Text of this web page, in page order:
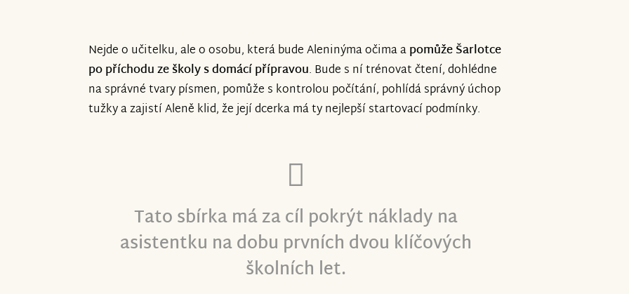
Nejde o učitelku, ale o osobu, která bude Aleninýma očima apomůže Šarlotce
po příchodu ze školys domácí přípravou. Bude s ní trénovat čtení, dohlédne
na správné tvary písmen, pomůže s kontrolou počítání, pohlídá správný úchop
tužky a zajistí Aleně klid, že její dcerka má ty nejlepší startovací podmínky.
Tato sbírka má za cíl pokrýt náklady na
asistentku na dobu prvních dvou klíčových
školních let.